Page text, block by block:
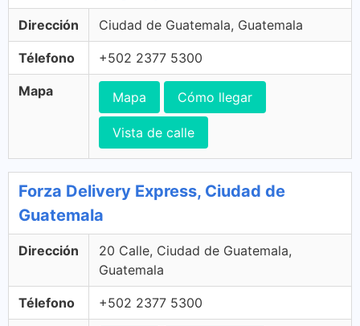
Dirección Ciudad de Guatemala, Guatemala
Télefono +502 2377 5300
Mapa Mapa Cómo llegar
Vista de calle
Forza Delivery Express, Ciudad de
Guatemala
Dirección
20 Calle, Ciudad de Guatemala,
Guatemala
Télefono +502 2377 5300